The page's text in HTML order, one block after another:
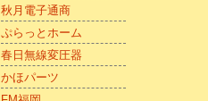
秋月電子通商
ぷらっとホーム
春日無線変圧器
かほパーツ